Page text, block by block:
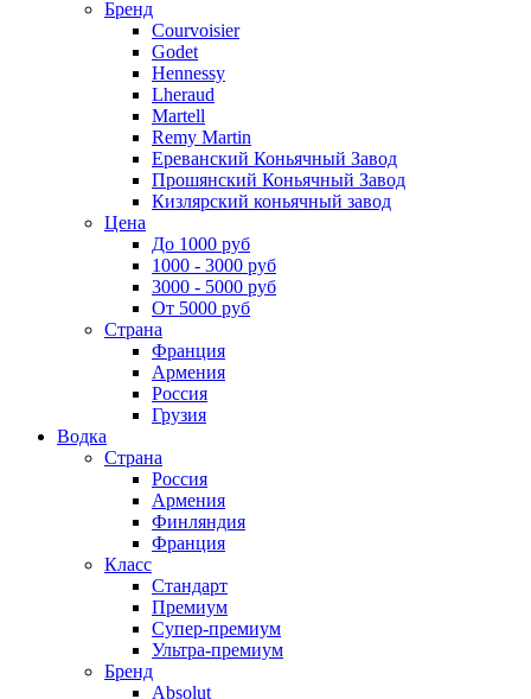
Бренд
Courvoisier
Godet
Hennessy
Lheraud
Martell
Remy Martin
Ереванский Коньячный Завод
Прошянский Коньячный Завод
Кизлярский коньячный завод
Цена
До 1000 руб
1000 - 3000 руб
3000 - 5000 руб
От 5000 руб
Страна
Франция
Армения
Россия
Грузия
Водка
Страна
Россия
Армения
Финляндия
Франция
Класс
Стандарт
Премиум
Супер-премиум
Ультра-премиум
Бренд
Absolut